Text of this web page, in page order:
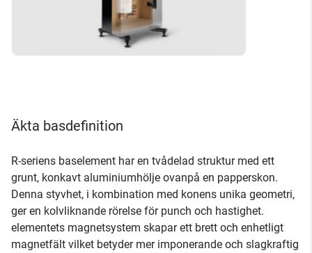
Äkta basdefinition
R-seriens baselement har en tvådelad struktur med ett
grunt, konkavt aluminiumhölje ovanpå en papperskon.
Denna styvhet, i kombination med konens unika geometri,
ger en kolvliknande rörelse för punch och hastighet.
elementets magnetsystem skapar ett brett och enhetligt
magnetfält vilket betyder mer imponerande och slagkraftig